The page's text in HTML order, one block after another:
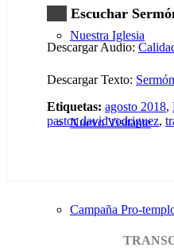
Nuestra Iglesia
Nuevo Visitante
Campaña Pro-
Escuchar
Descargar Audio:
Descargar Texto:
Etiquetas: agosto 2018,
pastor david rodriguez,